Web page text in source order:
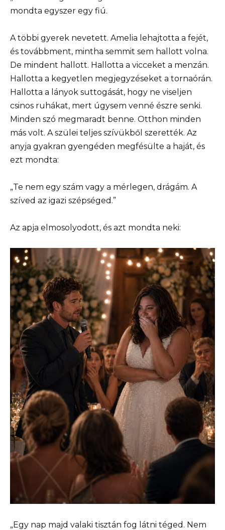
mondta egyszer egy fiú.
A többi gyerek nevetett. Amelia lehajtotta a fejét,
és továbbment, mintha semmit sem hallott volna.
De mindent hallott. Hallotta a vicceket a menzán.
Hallotta a kegyetlen megjegyzéseket a tornaórán.
Hallotta a lányok suttogását, hogy ne viseljen
csinos ruhákat, mert úgysem venné észre senki.
Minden szó megmaradt benne. Otthon minden
más volt. A szülei teljes szívükből szerették. Az
anyja gyakran gyengéden megfésülte a haját, és
ezt mondta:
„Te nem egy szám vagy a mérlegen, drágám. A
szíved az igazi szépséged.”
Az apja elmosolyodott, és azt mondta neki:
„Egy nap majd valaki tisztán fog látni téged. Nem